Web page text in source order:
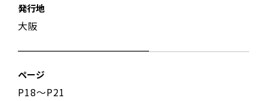
発行地
大阪
ページ
P18〜P21